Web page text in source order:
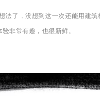
法了，没想到这一次还能用建
非常有趣，也很新鲜。